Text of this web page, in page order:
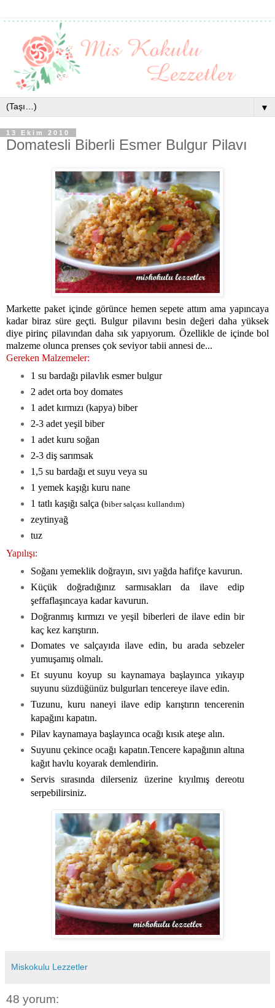
▼
13 Ekim 2010
Domatesli Biberli Esmer Bulgur Pilavı
Markette paket içinde görünce hemen sepete attım ama yapıncaya
kadar biraz süre geçti. Bulgur pilavını besin değeri daha yüksek
diye pirinç pilavından daha sık yapıyorum. Özellikle de içinde bol
malzeme olunca prenses çok seviyor tabii annesi de...
Gereken Malzemeler:
1 su bardağı pilavlık esmer bulgur
2 adet orta boy domates
1 adet kırmızı (kapya) biber
2-3 adet yeşil biber
1 adet kuru soğan
2-3 diş sarımsak
1,5 su bardağı et suyu veya su
1 yemek kaşığı kuru nane
1 tatlı kaşığı salça (biber salçası kullandım)
zeytinyağ
tuz
Yapılışı:
Soğanı yemeklik doğrayın, sıvı yağda hafifçe kavurun.
Küçük doğradığınız sarmısakları da ilave edip
şeffaflaşıncaya kadar kavurun.
Doğranmış kırmızı ve yeşil biberleri de ilave edin bir
kaç kez karıştırın.
Domates ve salçayıda ilave edin, bu arada sebzeler
yumuşamış olmalı.
Et suyunu koyup su kaynamaya başlayınca yıkayıp
suyunu süzdüğünüz bulgurları tencereye ilave edin.
Tuzunu, kuru naneyi ilave edip karıştırın tencerenin
kapağını kapatın.
Pilav kaynamaya başlayınca ocağı kısık ateşe alın.
Suyunu çekince ocağı kapatın.Tencere kapağının altına
kağıt havlu koyarak demlendirin.
Servis sırasında dilerseniz üzerine kıyılmış dereotu
serpebilirsiniz.
Miskokulu Lezzetler
48 yorum: